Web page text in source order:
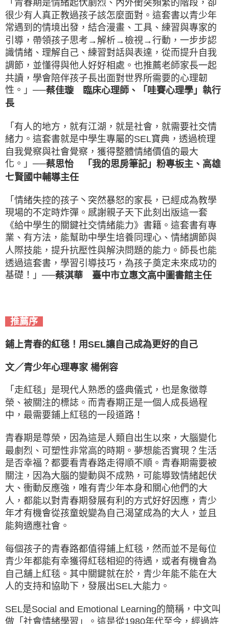
「青春期是情緒起伏劇烈、內外衝突頻繁的階段，卻
很少有人真正教過孩子該怎麼面對。這套書以青少年
常遇到的情境出發，結合漫畫、工具、練習與專家的
引導，帶領孩子思考→解析→檢視→行動，一步步認
識情緒、理解自己、練習對話與表達，從而提升自我
調節，並懂得與他人好好相處。也推薦老師家長一起
共讀，學會陪伴孩子長出面對世界所需要的心理韌
性。」──蔡佳璇 臨床心理師、「哇賽心理學」執行
長
「有人的地方，就有江湖，就是社會，就需要社交情
緒力。這套書就是中學生專屬的SEL寶典，透過梳理
自我覺察與社會覺察，獲得整體情緒價值的最大
化。」──蔡思怡 「我的思房筆記」粉專板主、高雄
七賢國中輔導主任
「情緒失控的孩子丶突然暴怒的家長，已經成為教學
現場的不定時炸彈。感謝親子天下此刻出版這一套
《給中學生的關鍵社交情緒能力》書籍。這套書有專
業、有方法，能幫助中學生培養同理心、情緒調節與
人際技能，提升抗壓性與解決問題的能力。師長也能
透過這套書，學習引導技巧，為孩子奠定未來成功的
基礎！」──蔡淇華 臺中市立惠文高中圖書館主任
推薦序
鋪上青春的紅毯！用SEL讓自己成為更好的自己
文／青少年心理專家 楊俐容
「走紅毯」是現代人熟悉的盛典儀式，也是象徵尊
榮、被關注的標誌。而青春期正是一個人成長過程
中，最需要鋪上紅毯的一段道路！
青春期是尊榮，因為這是人類自出生以來，大腦變化
最劇烈、可塑性非常高的時期。夢想能否實現？生活
是否幸福？都要看青春路走得順不順。青春期需要被
關注，因為大腦的變動與不成熟，可能導致情緒起伏
大、衝動反應強，唯有青少年本身和關心他們的大
人，都能以對青春期發展有利的方式好好因應，青少
年才有機會從孩童蛻變為自己渴望成為的大人，並且
能夠適應社會。
每個孩子的青春路都值得鋪上紅毯，然而並不是每位
青少年都能有幸獲得紅毯相迎的待遇，或者有機會為
自己舖上紅毯。其中關鍵就在於，青少年能不能在大
人的支持和協助下，發展出SEL大能力。
SEL是Social and Emotional Learning的簡稱，中文叫
做「社會情緒學習」。這是從1980年代至今，經過許